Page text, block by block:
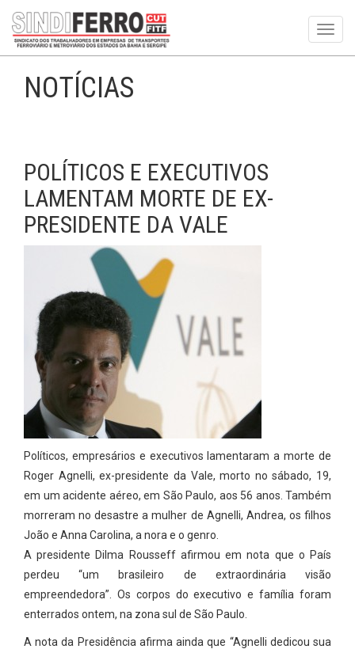
NOTÍCIAS
POLÍTICOS E EXECUTIVOS
LAMENTAM MORTE DE EX-
PRESIDENTE DA VALE
Políticos, empresários e executivos lamentaram a morte de
Roger Agnelli, ex-presidente da Vale, morto no sábado, 19,
em um acidente aéreo, em São Paulo, aos 56 anos. Também
morreram no desastre a mulher de Agnelli, Andrea, os filhos
João e Anna Carolina, a nora e o genro.
A presidente Dilma Rousseff afirmou em nota que o País
perdeu “um brasileiro de extraordinária visão
empreendedora”. Os corpos do executivo e família foram
enterrados ontem, na zona sul de São Paulo.
A nota da Presidência afirma ainda que “Agnelli dedicou sua